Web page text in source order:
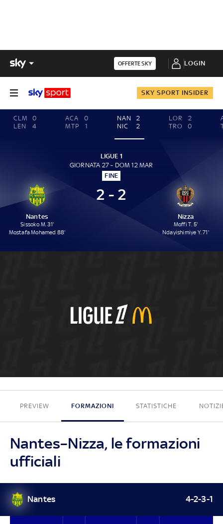
OFFERTE SKY LOGIN
SKY SPORT INSIDER
CLM
0
LEN
4
ACA
0
MTP
1
NAN
2
NIC
2
LOR
2
TRO
0
LIGUE 1
GIORNATA 27 - DOM 12 MAR
FINE
Nantes
Sissoko M. 31'
Mostafa Mohamed 88'
2 - 2
Nizza
Moffi T. 5'
Ndayishimiye Y. 71'
2 - 2
PREVIEW FORMAZIONI STATISTICHE
Nantes–Nizza, le formazioni
ufficiali
Nantes 4-2-3-1